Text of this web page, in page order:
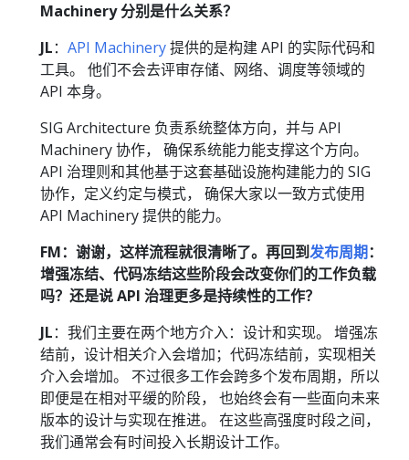
Machinery 分别是什么关系？
JL： API Machinery提供的是构建 API 的实际代码和
工具。 他们不会去评审存储、网络、调度等领域的
API 本身。
SIG Architecture 负责系统整体方向，并与 API
Machinery 协作， 确保系统能力能支撑这个方向。
API 治理则和其他基于这套基础设施构建能力的 SIG
协作，定义约定与模式， 确保大家以一致方式使用
API Machinery 提供的能力。
FM：谢谢，这样流程就很清晰了。再回到发布周期：
增强冻结、代码冻结这些阶段会改变你们的工作负载
吗？还是说 API 治理更多是持续性的工作？
JL：我们主要在两个地方介入：设计和实现。 增强冻
结前，设计相关介入会增加；代码冻结前，实现相关
介入会增加。 不过很多工作会跨多个发布周期，所以
即便是在相对平缓的阶段， 也始终会有一些面向未来
版本的设计与实现在推进。 在这些高强度时段之间，
我们通常会有时间投入长期设计工作。